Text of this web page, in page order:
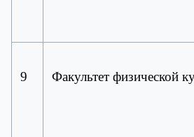
9 Факультет физической